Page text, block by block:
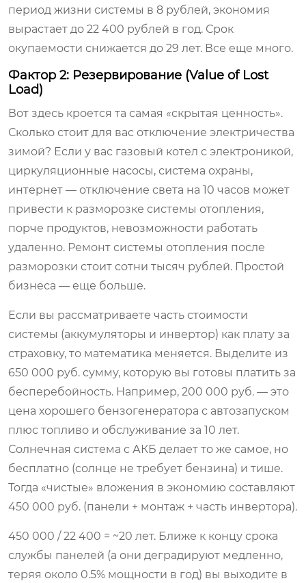
период жизни системы в 8 рублей, экономия
вырастает до 22 400 рублей в год. Срок
окупаемости снижается до 29 лет. Все еще много.
Фактор 2: Резервирование (Value of Lost
Load)
Вот здесь кроется та самая «скрытая ценность».
Сколько стоит для вас отключение электричества
зимой? Если у вас газовый котел с электроникой,
циркуляционные насосы, система охраны,
интернет — отключение света на 10 часов может
привести к разморозке системы отопления,
порче продуктов, невозможности работать
удаленно. Ремонт системы отопления после
разморозки стоит сотни тысяч рублей. Простой
бизнеса — еще больше.
Если вы рассматриваете часть стоимости
системы (аккумуляторы и инвертор) как плату за
страховку, то математика меняется. Выделите из
650 000 руб. сумму, которую вы готовы платить за
бесперебойность. Например, 200 000 руб. — это
цена хорошего бензогенератора с автозапуском
плюс топливо и обслуживание за 10 лет.
Солнечная система с АКБ делает то же самое, но
бесплатно (солнце не требует бензина) и тише.
Тогда «чистые» вложения в экономию составляют
450 000 руб. (панели + монтаж + часть инвертора).
450 000 / 22 400 = ~20 лет. Ближе к концу срока
службы панелей (а они деградируют медленно,
теряя около 0.5% мощности в год) вы выходите в